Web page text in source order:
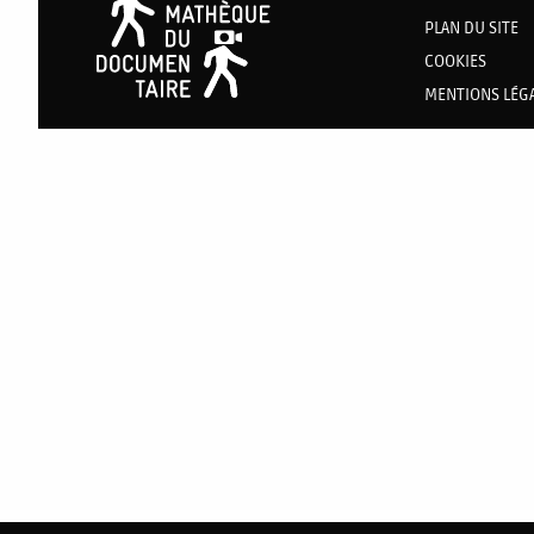
PLAN DU SITE
COOKIES
MENTIONS